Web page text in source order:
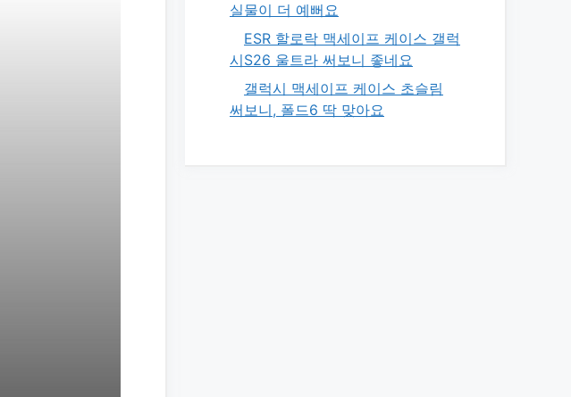
실물이 더 예뻐요
ESR 할로락 맥세이프 케이스 갤럭
시S26 울트라 써보니 좋네요
갤럭시 맥세이프 케이스 초슬림
써보니, 폴드6 딱 맞아요